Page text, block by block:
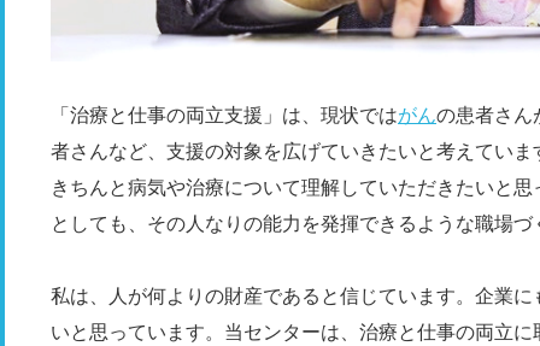
「治療と仕事の両立支援」は、現状ではがんの患者さん
者さんなど、支援の対象を広げていきたいと考えてい
きちんと病気や治療について理解していただきたいと
としても、その人なりの能力を発揮できるような職場
私は、人が何よりの財産であると信じています。企業
いと思っています。当センターは、治療と仕事の両立